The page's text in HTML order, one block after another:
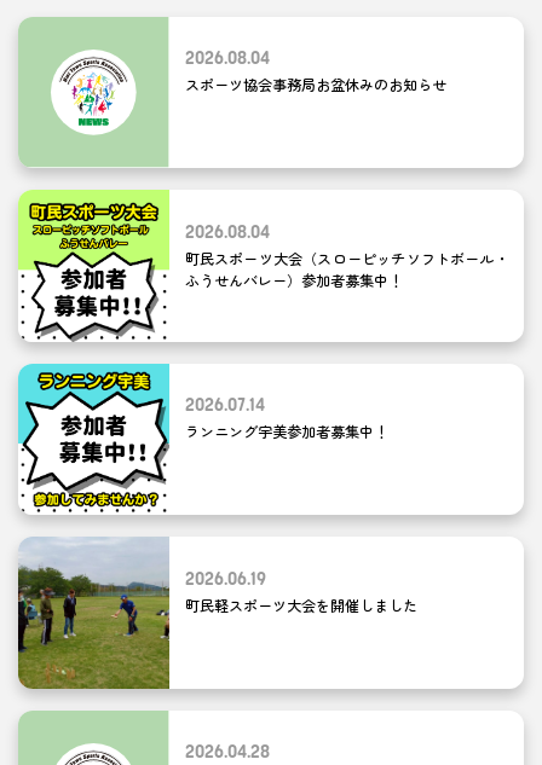
2026.08.04
スポーツ協会事務局お盆休みのお知らせ
2026.08.04
町民スポーツ大会（スローピッチソフトボール・
ふうせんバレー）参加者募集中！
2026.07.14
ランニング宇美参加者募集中！
2026.06.19
町民軽スポーツ大会を開催しました
2026.04.28